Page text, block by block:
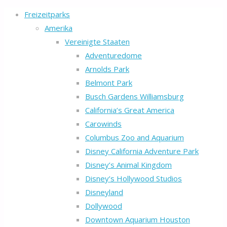
Freizeitparks
Amerika
Vereinigte Staaten
Adventuredome
Arnolds Park
Belmont Park
Busch Gardens Williamsburg
California’s Great America
Carowinds
Columbus Zoo and Aquarium
Disney California Adventure Park
Disney’s Animal Kingdom
Disney’s Hollywood Studios
Disneyland
Dollywood
Downtown Aquarium Houston